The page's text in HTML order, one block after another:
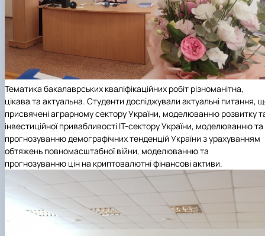
Тематика бакалаврських кваліфікаційних робіт різноманітна,
цікава та актуальна. Студенти досліджували актуальні питання,
присвячені аграрному сектору України, моделюванню розвитку
інвестиційної привабливості ІТ-сектору України, моделюванню та
прогнозуванню демографічних тенденцій України з урахуванням
обтяжень повномасштабної війни, моделюванню та
прогнозуванню цін на криптовалютні фінансові активи.